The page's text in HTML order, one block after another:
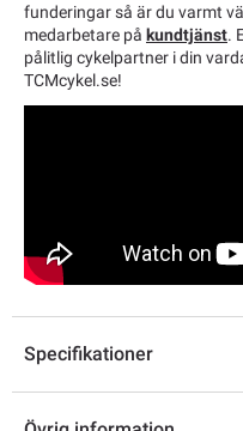
funderingar så är du varmt
medarbetare på kundtjänst.
pålitlig cykelpartner i din
TCMcykel.se!
Specifikationer